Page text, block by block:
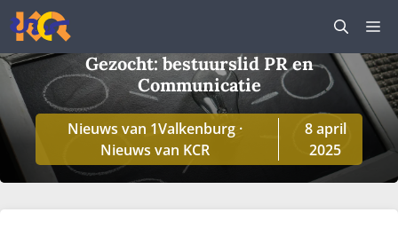
Ga
naar
de
inhoud
Gezocht: bestuurslid PR en
Communicatie
Nieuws van 1Valkenburg·
Nieuws van KCR
8 april
2025